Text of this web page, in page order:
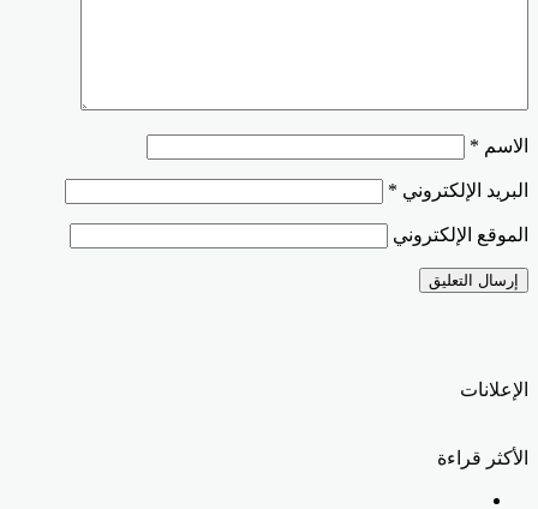
الاسم *
البريد الإلكتروني *
الموقع الإلكتروني
الإعلانات
الأكثر قراءة